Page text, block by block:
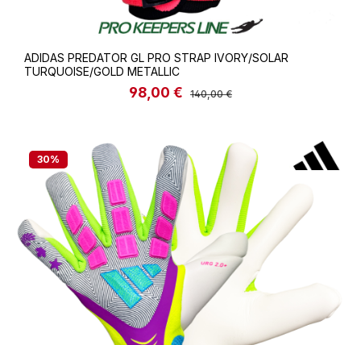
ADIDAS PREDATOR GL PRO STRAP IVORY/SOLAR
TURQUOISE/GOLD METALLIC
Verkaufspreis:
98,00 € Regulärer Preis:
140,00 €
30%